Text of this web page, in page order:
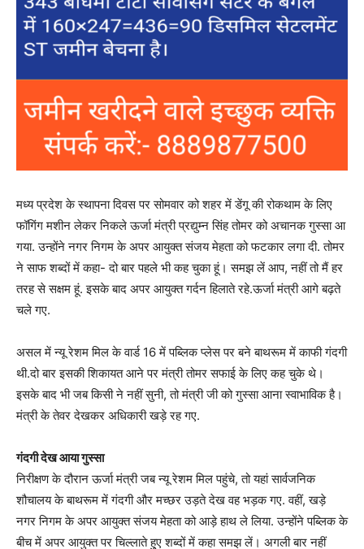
मध्य प्रदेश के स्थापना दिवस पर सोमवार को शहर में डेंगू की रोकथाम के लिए
फॉगिंग मशीन लेकर निकले ऊर्जा मंत्री प्रद्युम्न सिंह तोमर को अचानक गुस्सा आ
गया. उन्होंने नगर निगम के अपर आयुक्त संजय मेहता को फटकार लगा दी. तोमर
ने साफ शब्दों में कहा- दो बार पहले भी कह चुका हूं। समझ लें आप, नहीं तो मैं हर
तरह से सक्षम हूं. इसके बाद अपर आयुक्त गर्दन हिलाते रहे.ऊर्जा मंत्री आगे बढ़ते
चले गए.
असल में न्यू रेशम मिल के वार्ड 16 में पब्लिक प्लेस पर बने बाथरूम में काफी गंदगी
थी.दो बार इसकी शिकायत आने पर मंत्री तोमर सफाई के लिए कह चुके थे।
इसके बाद भी जब किसी ने नहीं सुनी, तो मंत्री जी को गुस्सा आना स्वाभाविक है।
मंत्री के तेवर देखकर अधिकारी खड़े रह गए.
गंदगी देख आया गुस्सा
निरीक्षण के दौरान ऊर्जा मंत्री जब न्यू रेशम मिल पहुंचे, तो यहां सार्वजनिक
शौचालय के बाथरूम में गंदगी और मच्छर उड़ते देख वह भड़क गए. वहीं, खड़े
नगर निगम के अपर आयुक्त संजय मेहता को आड़े हाथ ले लिया. उन्होंने पब्लिक के
बीच में अपर आयुक्त पर चिल्लाते हुुए शब्दों में कहा समझ लें। अगली बार नहीं